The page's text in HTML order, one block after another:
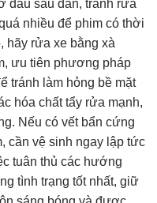
đầu sau dán, tránh rửa
nhiều để phim có thời
hãy rửa xe bằng xà
ưu tiên phương pháp
tránh làm hỏng bề mặt
hóa chất tẩy rửa mạnh,
Nếu có vết bẩn cứng
cần vệ sinh ngay lập tức
tuân thủ các hướng
tình trạng tốt nhất, giữ